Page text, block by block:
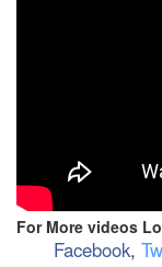
For More videos
Facebook,